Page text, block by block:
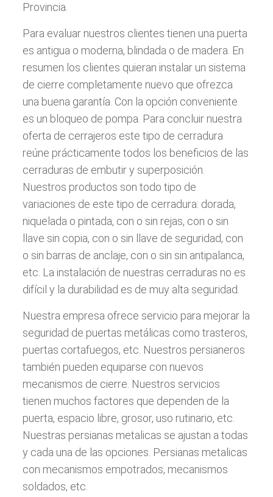
Provincia.
Para evaluar nuestros clientes tienen una puerta
es antigua o moderna, blindada o de madera. En
resumen los clientes quieran instalar un sistema
de cierre completamente nuevo que ofrezca
una buena garantía. Con la opción conveniente
es un bloqueo de pompa. Para concluir nuestra
oferta de cerrajeros este tipo de cerradura
reúne prácticamente todos los beneficios de las
cerraduras de embutir y superposición.
Nuestros productos son todo tipo de
variaciones de este tipo de cerradura: dorada,
niquelada o pintada, con o sin rejas, con o sin
llave sin copia, con o sin llave de seguridad, con
o sin barras de anclaje, con o sin sin antipalanca,
etc. La instalación de nuestras cerraduras no es
difícil y la durabilidad es de muy alta seguridad.
Nuestra empresa ofrece servicio para mejorar la
seguridad de puertas metálicas como trasteros,
puertas cortafuegos, etc. Nuestros persianeros
también pueden equiparse con nuevos
mecanismos de cierre. Nuestros servicios
tienen muchos factores que dependen de la
puerta, espacio libre, grosor, uso rutinario, etc.
Nuestras persianas metalicas se ajustan a todas
y cada una de las opciones. Persianas metalicas
con mecanismos empotrados, mecanismos
soldados, etc.